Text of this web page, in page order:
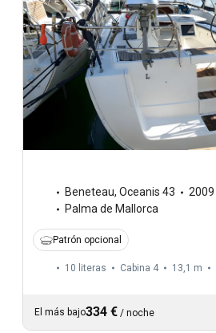
Beneteau, Oceanis 43
2009
Palma de Mallorca
Patrón opcional
10 literas Cabina 4 13,1 m
El más bajo334 € / noche